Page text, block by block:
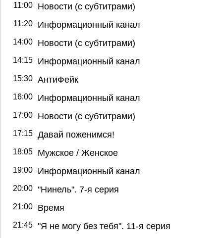
11:00 Новости (с субтитрами)
11:20 Информационный канал
14:00 Новости (с субтитрами)
14:15 Информационный канал
15:30 АнтиФейк
16:00 Информационный канал
17:00 Новости (с субтитрами)
17:15 Давай поженимся!
18:05 Мужское / Женское
19:00 Информационный канал
20:00 "Нинель". 7-я серия
21:00 Время
21:45 "Я не могу без тебя". 11-я серия